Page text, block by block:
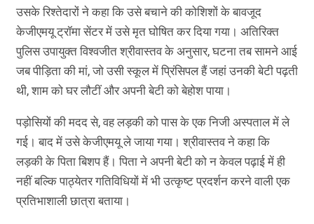
उसके रिश्तेदारों ने कहा कि उसे बचाने की कोशिशों के बावजूद
केजीएमयू ट्रॉमा सेंटर में उसे मृत घोषित कर दिया गया। अतिरिक्त
पुलिस उपायुक्त विश्वजीत श्रीवास्तव के अनुसार, घटना तब सामने आई
जब पीड़िता की मां, जो उसी स्कूल में प्रिंसिपल हैं जहां उनकी बेटी पढ़ती
थी, शाम को घर लौटीं और अपनी बेटी को बेहोश पाया।
पड़ोसियों की मदद से, वह लड़की को पास के एक निजी अस्पताल में ले
गई। बाद में उसे केजीएमयू ले जाया गया। श्रीवास्तव ने कहा कि
लड़की के पिता बिशप हैं। पिता ने अपनी बेटी को न केवल पढ़ाई में ही
नहीं बल्कि पाठ्येतर गतिविधियों में भी उत्कृष्ट प्रदर्शन करने वाली एक
प्रतिभाशाली छात्रा बताया।